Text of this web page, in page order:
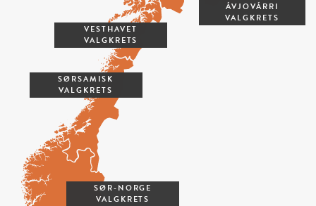
ÁVJOVÁRRI
VALGKRETS
VESTHAVET
VALGKRETS
SØRSAMISK
VALGKRETS
SØR-NORGE
VALGKRETS